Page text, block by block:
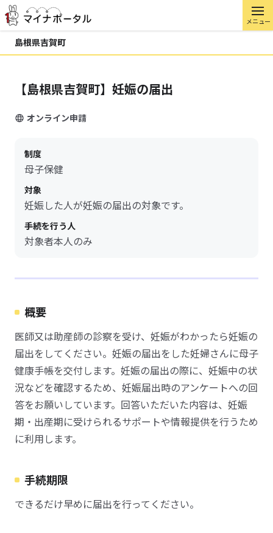
メニュー
島根県吉賀町
【島根県吉賀町】妊娠の届出
オンライン申請
制度
母子保健
対象
妊娠した人が妊娠の届出の対象です。
手続を行う人
対象者本人のみ
概要
医師又は助産師の診察を受け、妊娠がわかったら妊娠の
届出をしてください。妊娠の届出をした妊婦さんに母子
健康手帳を交付します。妊娠の届出の際に、妊娠中の状
況などを確認するため、妊娠届出時のアンケートへの回
答をお願いしています。回答いただいた内容は、妊娠
期・出産期に受けられるサポートや情報提供を行うため
に利用します。
手続期限
できるだけ早めに届出を行ってください。